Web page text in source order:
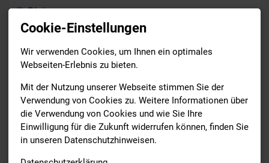
News
Drucken
SCHWIMMEN
19.05.2021
BAYERISCHE
Cookie-Einstellungen
Wir verwenden Cookies, um Ihnen ein optimales
Webseiten-Erlebnis zu bieten.
Mit der Nutzung unserer Webseite stimmen Sie der
Verwendung von Cookies zu. Weitere Informationen über
die Verwendung von Cookies und wie Sie Ihre
Einwilligung für die Zukunft widerrufen können, finden Sie
in unseren Datenschutzhinweisen.